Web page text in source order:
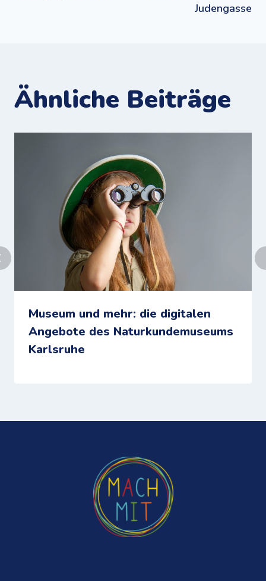
Judengasse
Ähnliche Beiträge
Museum und mehr: die digitalen
Angebote des Naturkundemuseums
Karlsruhe